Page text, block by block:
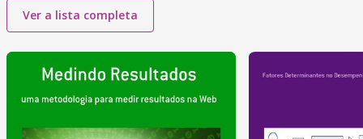
Ver a lista completa